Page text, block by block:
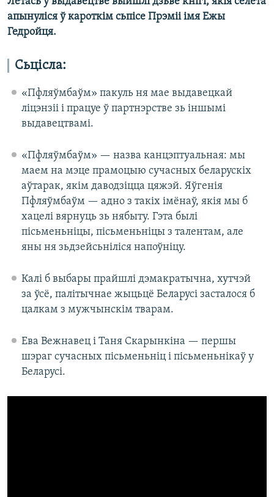
апынуліся ў кароткім сьпісе Прэміі імя Ежы
Гедройця.
Сьцісла:
«Пфляўмбаўм» пакуль ня мае выдавецкай
ліцэнзіі і працуе ў партнэрстве зь іншымі
выдавецтвамі.
«Пфляўмбаўм» — назва канцэптуальная: мы
маем на мэце прамоцыю сучасных беларускіх
аўтарак, якім даводзіцца цяжэй. Яўгенія
Пфляўмбаўм — адно з такіх імёнаў, якія мы б
хацелі вярнуць зь нябыту. Гэта былі
пісьменьніцы, пісьменьніцы з талентам, але
яны ня зьдзейсьніліся напоўніцу.
Калі б выбары прайшлі дэмакратычна, хутчэй
за ўсё, палітычнае жыцьцё Беларусі засталося б
цалкам з мужчынскім тварам.
Ева Вежнавец і Таня Скарынкіна — першы
шэраг сучасных пісьменьніц і пісьменьнікаў у
Беларусі.